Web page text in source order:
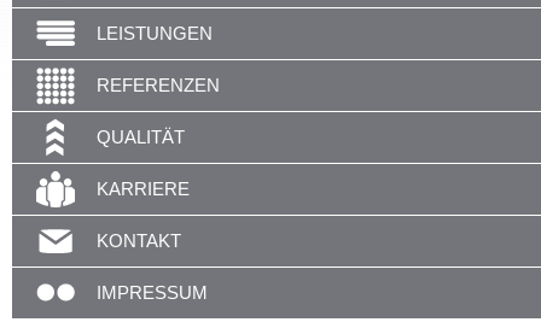
LEISTUNGEN
REFERENZEN
QUALITÄT
KARRIERE
KONTAKT
IMPRESSUM